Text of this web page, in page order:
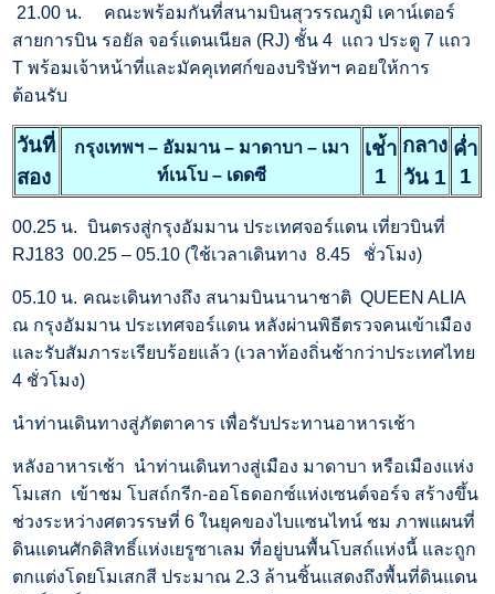
21.00 น. คณะพร้อมกันที่สนามบินสุวรรณภูมิ เคาน์เตอร์
สายการบิน รอยัล จอร์แดนเนียล (RJ) ชั้น 4 แถว ประตู 7 แถว
T พร้อมเจ้าหน้าที่และมัคคุเทศก์ของบริษัทฯ คอยให้การ
ต้อนรับ
วันที่
สอง
กรุงเทพฯ – อัมมาน – มาดาบา – เมา
ท์เนโบ – เดดซี
เช่้า
1
กลาง
วัน 1
ค่ำ
1
00.25 น.
บินตรงสู่กรุงอัมมาน ประเทศจอร์แดน เที่ยวบินที่
RJ183 00.25 – 05.10 (ใช้เวลาเดินทาง 8.45 ชั่วโมง)
05.10 น. คณะเดินทางถึง สนามบินนานาชาติ QUEEN ALIA
ณ กรุงอัมมาน ประเทศจอร์แดน หลังผ่านพิธีตรวจคนเข้าเมือง
และรับสัมภาระเรียบร้อยแล้ว (เวลาท้องถิ่นช้ากว่าประเทศไทย
4 ชั่วโมง)
นำท่านเดินทางสู่ภัตตาคาร เพื่อรับประทานอาหารเช้า
หลังอาหารเช้า นำท่านเดินทางสู่เมือง มาดาบา หรือเมืองแห่ง
โมเสก เข้าชม โบสถ์กรีก-ออโธดอกซ์แห่งเซนต์จอร์จ สร้างขึ้น
ช่วงระหว่างศตวรรษที่ 6 ในยุคของไบแซนไทน์ ชม ภาพแผนที่
ดินแดนศักดิสิทธิ์แห่งเยรูซาเลม ที่อยู่บนพื้นโบสถ์แห่งนี้ และถูก
ตกแต่งโดยโมเสกสี ประมาณ 2.3 ล้านชิ้นแสดงถึงพื้นที่ดินแดน